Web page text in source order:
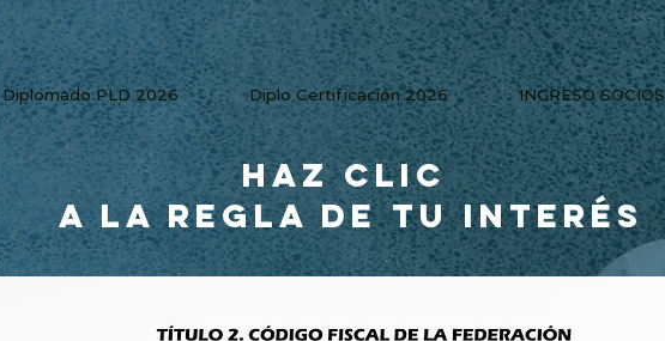
Diplomado PLD 2026 Diplo Certificación 2026 INGRESO SOCIOS
HAZ CLIC
A LA REGLA DE TU INTERÉS